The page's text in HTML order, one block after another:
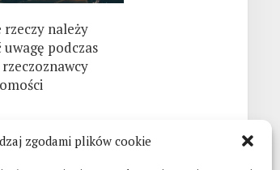
zgodami plików cookie
rzeczy należy
uwagę podczas